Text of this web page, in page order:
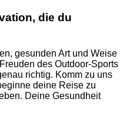
die du
gesunden Art und Weise
des Outdoor-Sports
richtig. Komm zu uns
deine Reise zu
Deine Gesundheit